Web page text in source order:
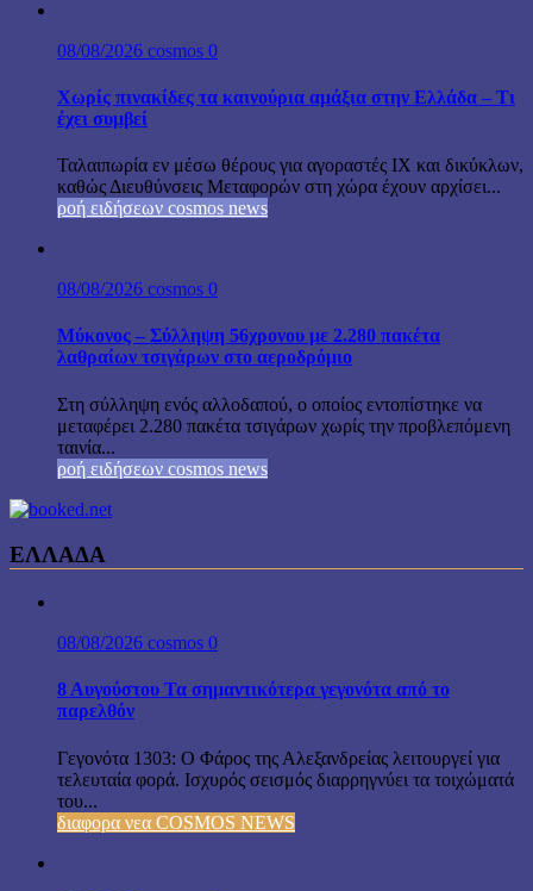
08/08/2026 cosmos 0
Χωρίς πινακίδες τα καινούρια αμάξια στην Ελλάδα – Τι
έχει συμβεί
Ταλαιπωρία εν μέσω θέρους για αγοραστές ΙΧ και δικύκλων,
καθώς Διευθύνσεις Μεταφορών στη χώρα έχουν αρχίσει...
ροή ειδήσεων cosmos news
08/08/2026 cosmos 0
Μύκονος – Σύλληψη 56χρονου με 2.280 πακέτα
λαθραίων τσιγάρων στο αεροδρόμιο
Στη σύλληψη ενός αλλοδαπού, ο οποίος εντοπίστηκε να
μεταφέρει 2.280 πακέτα τσιγάρων χωρίς την προβλεπόμενη
ταινία...
ροή ειδήσεων cosmos news
ΕΛΛΑΔΑ
08/08/2026 cosmos 0
8 Αυγούστου Τα σημαντικότερα γεγονότα από το
παρελθόν
Γεγονότα 1303: Ο Φάρος της Αλεξανδρείας λειτουργεί για
τελευταία φορά. Ισχυρός σεισμός διαρρηγνύει τα τοιχώματά
του...
διαφορα νεα COSMOS NEWS